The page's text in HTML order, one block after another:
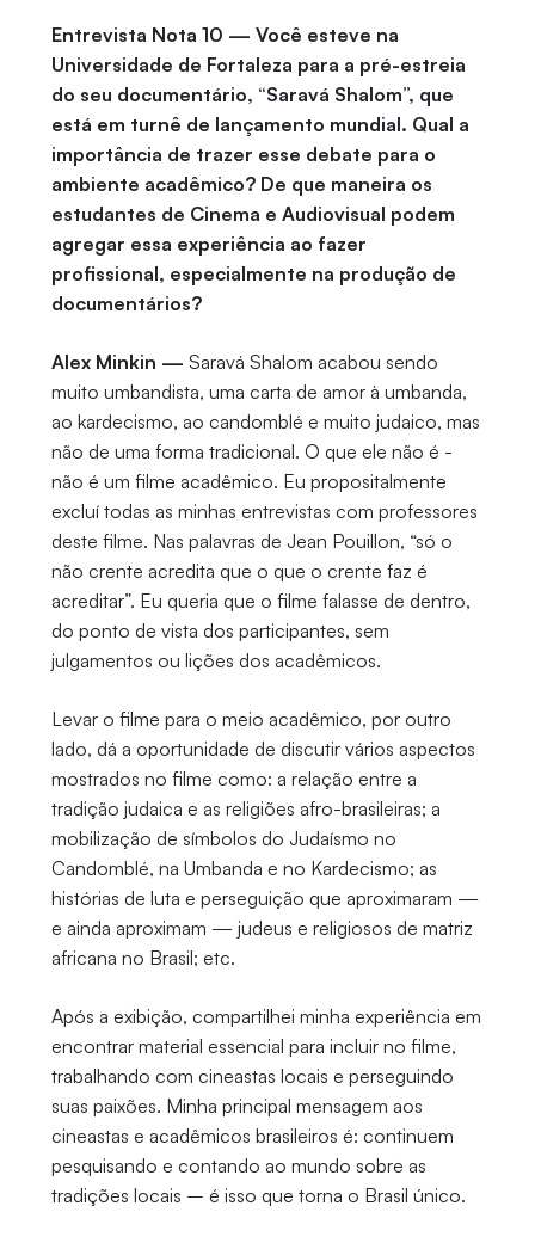
Entrevista Nota 10 — Você esteve na
Universidade de Fortaleza para a pré-estreia
do seu documentário, “Saravá Shalom”, que
está em turnê de lançamento mundial. Qual a
importância de trazer esse debate para o
ambiente acadêmico? De que maneira os
estudantes de Cinema e Audiovisual podem
agregar essa experiência ao fazer
profissional, especialmente na produção de
documentários?
Alex Minkin — Saravá Shalom acabou sendo
muito umbandista, uma carta de amor à umbanda,
ao kardecismo, ao candomblé e muito judaico, mas
não de uma forma tradicional. O que ele não é -
não é um filme acadêmico. Eu propositalmente
excluí todas as minhas entrevistas com professores
deste filme. Nas palavras de Jean Pouillon, “só o
não crente acredita que o que o crente faz é
acreditar”. Eu queria que o filme falasse de dentro,
do ponto de vista dos participantes, sem
julgamentos ou lições dos acadêmicos.
Levar o filme para o meio acadêmico, por outro
lado, dá a oportunidade de discutir vários aspectos
mostrados no filme como: a relação entre a
tradição judaica e as religiões afro-brasileiras; a
mobilização de símbolos do Judaísmo no
Candomblé, na Umbanda e no Kardecismo; as
histórias de luta e perseguição que aproximaram —
e ainda aproximam — judeus e religiosos de matriz
africana no Brasil; etc.
Após a exibição, compartilhei minha experiência em
encontrar material essencial para incluir no filme,
trabalhando com cineastas locais e perseguindo
suas paixões. Minha principal mensagem aos
cineastas e acadêmicos brasileiros é: continuem
pesquisando e contando ao mundo sobre as
tradições locais – é isso que torna o Brasil único.